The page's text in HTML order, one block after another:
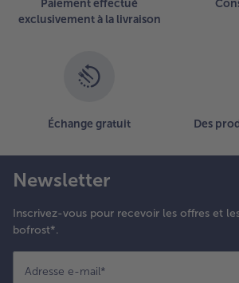
articles
sur
Paiement effectué
exclusivement à la livraison
Échange gratuit
Des
Newsletter
Inscrivez-vous pour recevoir les offres et
bofrost*.
Adresse e-mail*